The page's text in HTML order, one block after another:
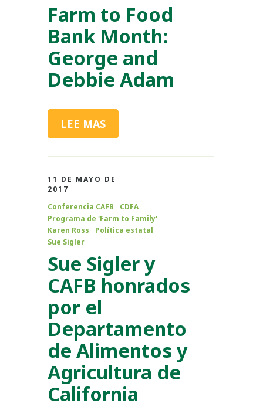
Farm to Food
Bank Month:
George and
Debbie Adam
LEE MAS
11 DE MAYO DE
2017
Conferencia CAFB
CDFA
Programa de 'Farm to Family'
Karen Ross
Política estatal
Sue Sigler
Sue Sigler y
CAFB honrados
por el
Departamento
de Alimentos y
Agricultura de
California